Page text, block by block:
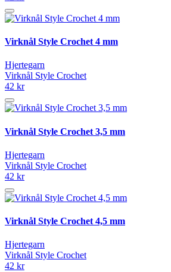
Virknål Style Crochet 4 mm
Hjertegarn
Virknål Style Crochet
42 kr
Virknål Style Crochet 3,5 mm
Hjertegarn
Virknål Style Crochet
42 kr
Virknål Style Crochet 4,5 mm
Hjertegarn
Virknål Style Crochet
42 kr